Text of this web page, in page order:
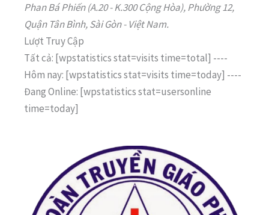
Phan Bá Phiến (A.20 - K.300 Cộng Hòa), Phường 12,
Quận Tân Bình, Sài Gòn - Việt Nam.
Lượt Truy Cập
Tất cả: [wpstatistics stat=visits time=total] ----
Hôm nay: [wpstatistics stat=visits time=today] ----
Đang Online: [wpstatistics stat=usersonline
time=today]